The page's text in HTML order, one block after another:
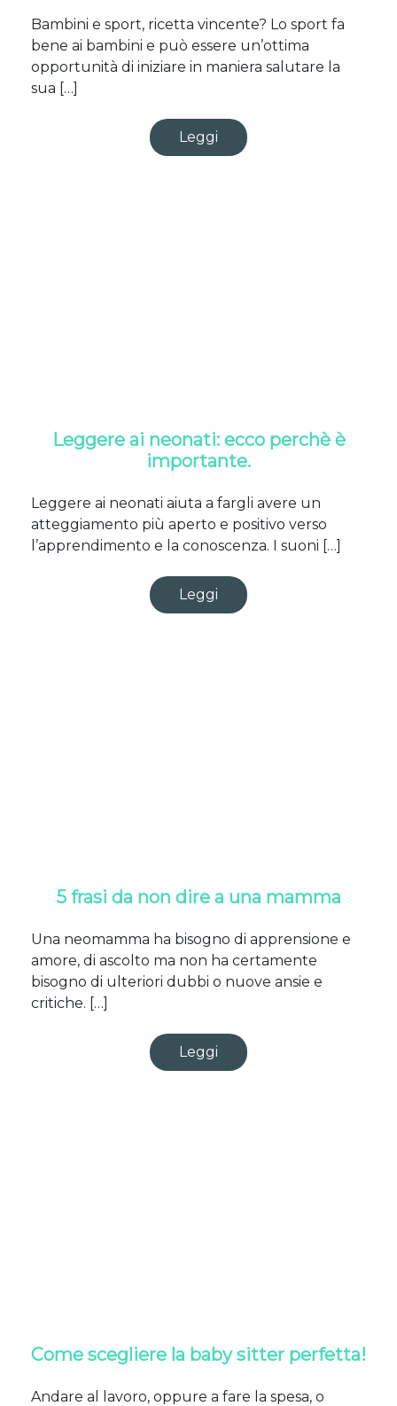
Bambini e sport, ricetta vincente? Lo sport fa
bene ai bambini e può essere un’ottima
opportunità di iniziare in maniera salutare la
sua […]
Leggi
Leggere ai neonati: ecco perchè è
importante.
Leggere ai neonati aiuta a fargli avere un
atteggiamento più aperto e positivo verso
l’apprendimento e la conoscenza. I suoni […]
Leggi
5 frasi da non dire a una mamma
Una neomamma ha bisogno di apprensione e
amore, di ascolto ma non ha certamente
bisogno di ulteriori dubbi o nuove ansie e
critiche. […]
Leggi
Come scegliere la baby sitter perfetta!
Andare al lavoro, oppure a fare la spesa, o